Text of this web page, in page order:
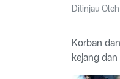
Ditinjau Oleh
Korban
kejang